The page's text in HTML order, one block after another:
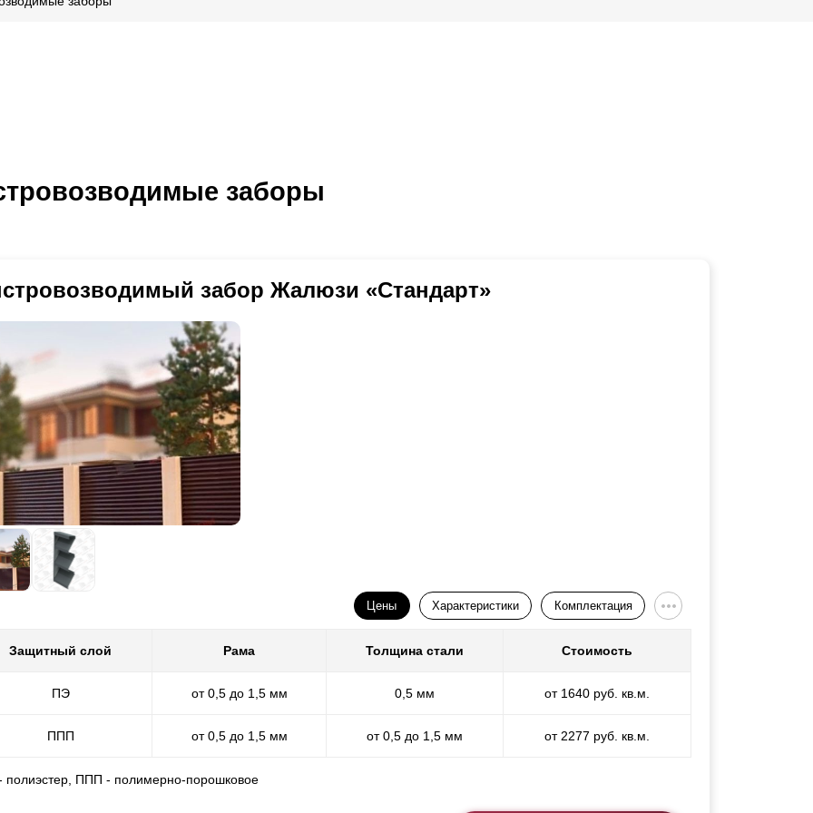
заборы
забор Жалюзи «Стандарт»
Цены Характеристики Комплектация
Защитный слой Рама Толщина стали Стоимость
ПЭ от 0,5 до 1,5 мм 0,5 мм от 1640 руб. кв.м.
ППП от 0,5 до 1,5 мм от 0,5 до 1,5 мм от 2277 руб. кв.м.
полиэстер, ППП - полимерно-порошковое